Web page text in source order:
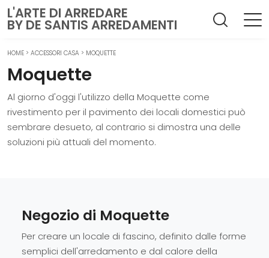
L'ARTE DI ARREDARE
BY DE SANTIS ARREDAMENTI
HOME > ACCESSORI CASA > MOQUETTE
Moquette
Al giorno d'oggi l'utilizzo della Moquette come
rivestimento per il pavimento dei locali domestici può
sembrare desueto, al contrario si dimostra una delle
soluzioni più attuali del momento.
Negozio di Moquette
Per creare un locale di fascino, definito dalle forme
semplici dell'arredamento e dal calore della